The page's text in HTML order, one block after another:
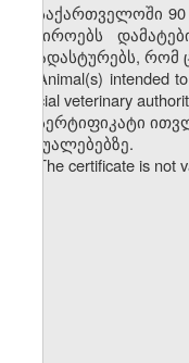
საქართველოში
საჭიროებს
დაადასტურებს,
Animal(s) intended
official veterinary
სერტიფიკატი
საშუალებებზე.
The certificate is not